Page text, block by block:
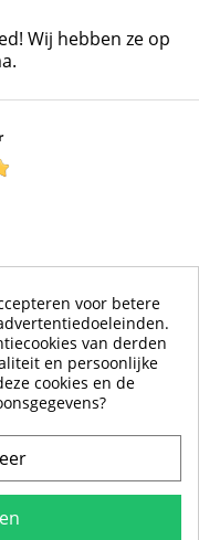
Wij hebben ze op
voor betere
van derden
en persoonlijke
cookies en de